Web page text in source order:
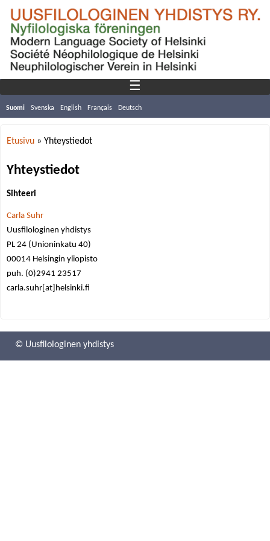
a
r
e
Etusivu » Yhteystiedot
Yhteystiedot
Sihteeri
Carla Suhr
Uusfilologinen yhdistys
PL 24 (Unioninkatu 40)
00014 Helsingin yliopisto
puh. (0)2941 23517
carla.suhr[at]helsinki.fi
☰
Suomi Svenska English Français Deutsch
© Uusfilologinen yhdistys